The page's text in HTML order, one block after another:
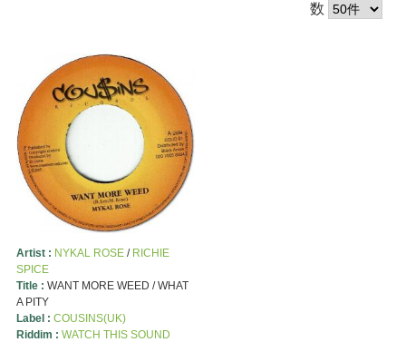
数
Artist : NYKAL ROSE/ RICHIE
SPICE
Title : WANT MORE WEED / WHAT
A PITY
Label : COUSINS(UK)
Riddim : WATCH THIS SOUND